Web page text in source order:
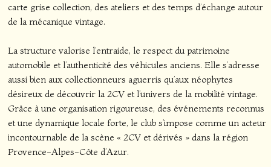
carte grise collection, des ateliers et des temps d’échange autour
de la mécanique vintage.
La structure valorise l’entraide, le respect du patrimoine
automobile et l’authenticité des véhicules anciens. Elle s’adresse
aussi bien aux collectionneurs aguerris qu’aux néophytes
désireux de découvrir la 2CV et l’univers de la mobilité vintage.
Grâce à une organisation rigoureuse, des événements reconnus
et une dynamique locale forte, le club s’impose comme un acteur
incontournable de la scène « 2CV et dérivés » dans la région
Provence-Alpes-Côte d’Azur.